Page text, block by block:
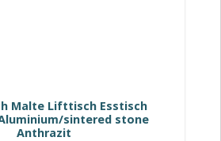
Malte Lifttisch Esstisch
sintered stone
Anthrazit